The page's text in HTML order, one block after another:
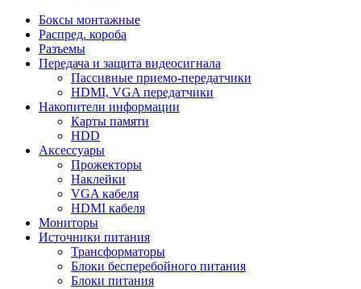
Боксы монтажные
Распред. короба
Разъемы
Передача и защита видеосигнала
Пассивные приемо-передатчики
HDMI, VGA передатчики
Накопители информации
Карты памяти
HDD
Аксессуары
Прожекторы
Наклейки
VGA кабеля
HDMI кабеля
Мониторы
Источники питания
Трансформаторы
Блоки бесперебойного питания
Блоки питания